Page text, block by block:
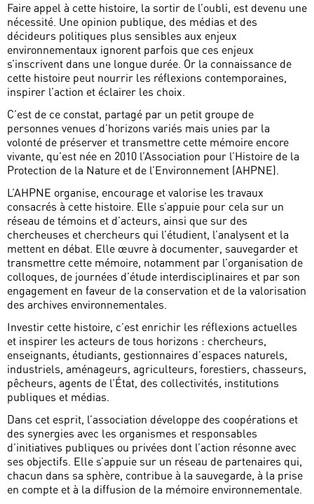
Faire appel à cette histoire, la sortir de l’oubli, est devenu une
nécessité. Une opinion publique, des médias et des
décideurs politiques plus sensibles aux enjeux
environnementaux ignorent parfois que ces enjeux
s’inscrivent dans une longue durée. Or la connaissance de
cette histoire peut nourrir les réflexions contemporaines,
inspirer l’action et éclairer les choix.
C’est de ce constat, partagé par un petit groupe de
personnes venues d’horizons variés mais unies par la
volonté de préserver et transmettre cette mémoire encore
vivante, qu’est née en 2010 l’Association pour l’Histoire de la
Protection de la Nature et de l’Environnement (AHPNE).
L’AHPNE organise, encourage et valorise les travaux
consacrés à cette histoire. Elle s’appuie pour cela sur un
réseau de témoins et d’acteurs, ainsi que sur des
chercheuses et chercheurs qui l’étudient, l’analysent et la
mettent en débat. Elle œuvre à documenter, sauvegarder et
transmettre cette mémoire, notamment par l’organisation de
colloques, de journées d’étude interdisciplinaires et par son
engagement en faveur de la conservation et de la valorisation
des archives environnementales.
Investir cette histoire, c’est enrichir les réflexions actuelles
et inspirer les acteurs de tous horizons : chercheurs,
enseignants, étudiants, gestionnaires d’espaces naturels,
industriels, aménageurs, agriculteurs, forestiers, chasseurs,
pêcheurs, agents de l’État, des collectivités, institutions
publiques et médias.
Dans cet esprit, l’association développe des coopérations et
des synergies avec les organismes et responsables
d’initiatives publiques ou privées dont l’action résonne avec
ses objectifs. Elle s’appuie sur un réseau de partenaires qui,
chacun dans sa sphère, contribue à la sauvegarde, à la prise
en compte et à la diffusion de la mémoire environnementale.